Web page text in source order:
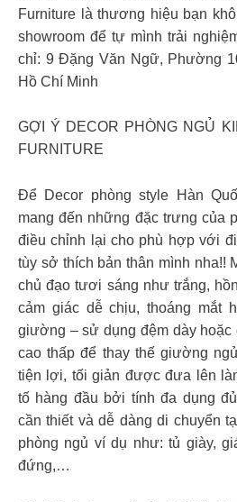
Furniture là thương hiệu bạn
showroom để tự mình trải
chỉ: 9 Đặng Văn Ngữ, Phường
Hồ Chí Minh
GỢI Ý DECOR PHÒNG NGỦ
FURNITURE
Để Decor phòng style Hàn
mang đến những đặc trưng của
điều chỉnh lại cho phù hợp với
tùy sở thích bản thân mình nha!!
chủ đạo tươi sáng như trắng,
cảm giác dễ chịu, thoáng mắt
giường – sử dụng đệm dày
cao thấp để thay thế giường
tiện lợi, tối giản được đưa lên
tố hàng đầu bởi tính đa dụng
cần thiết và dễ dàng di chuyển
phòng ngủ ví dụ như: tủ giày,
đứng,…